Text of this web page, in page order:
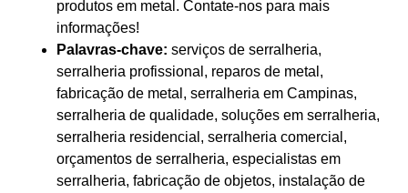
produtos em metal. Contate-nos para mais
informações!
Palavras-chave: serviços de serralheria,
serralheria profissional, reparos de metal,
fabricação de metal, serralheria em Campinas,
serralheria de qualidade, soluções em serralheria,
serralheria residencial, serralheria comercial,
orçamentos de serralheria, especialistas em
serralheria, fabricação de objetos, instalação de